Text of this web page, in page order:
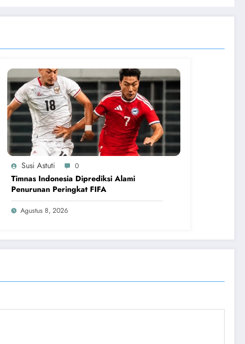
Susi Astuti 0
Timnas Indonesia Diprediksi Alami
Penurunan Peringkat FIFA
Agustus 8, 2026